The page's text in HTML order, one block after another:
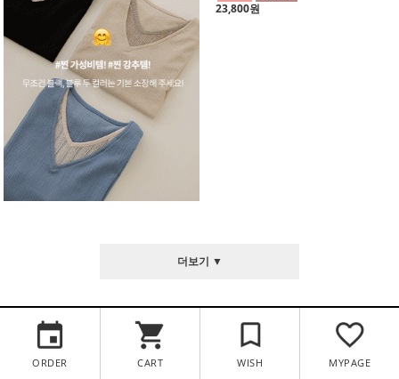
23,800원
더보기 ▼
ORDER CART WISH MYPAGE